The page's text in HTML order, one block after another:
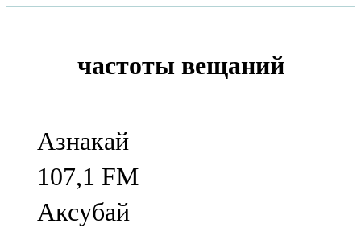
частоты вещаний
Азнакай
107,1 FM
Аксубай